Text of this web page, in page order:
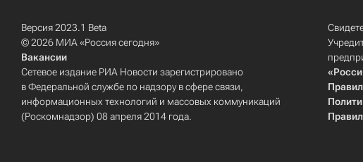
Версия 2023.1 Beta
© 2026 МИА «Россия сегодня»
Вакансии
Сетевое издание РИА Новости зарегистрировано
в Федеральной службе по надзору в сфере связи,
информационных технологий и массовых коммуникаций
(Роскомнадзор) 08 апреля 2014 года.